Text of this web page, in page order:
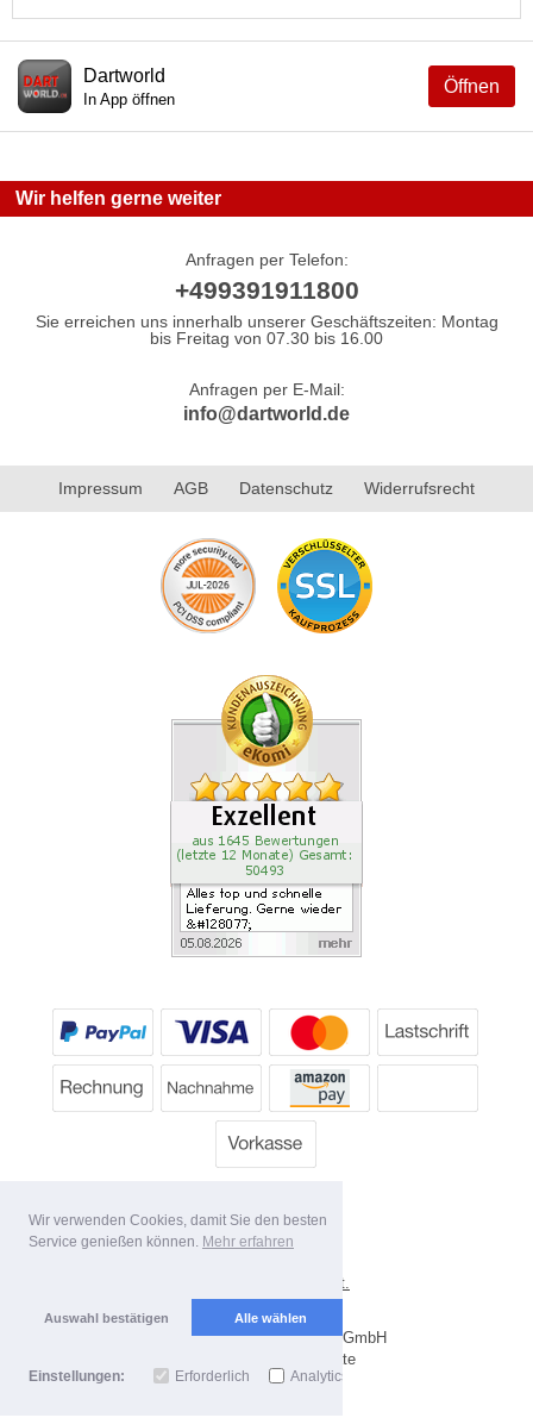
Wir verwenden Cookies, damit Sie den besten
Service genießen können. Mehr erfahren
Auswahl bestätigen Alle wählen
Einstellungen: Erforderlich Analytics
Öffnen
Dartworld
In App öffnen
Wir helfen gerne weiter
Anfragen per Telefon:
+499391911800
Sie erreichen uns innerhalb unserer Geschäftszeiten: Montag
bis Freitag von 07.30 bis 16.00
Anfragen per E-Mail:
info@dartworld.de
Impressum AGB Datenschutz Widerrufsrecht
Alle Preise inkl. MwSt.
Lieferbedingungen
Copyright 2026 by Dartpoint GmbH
Mobile Shop by Shopgate